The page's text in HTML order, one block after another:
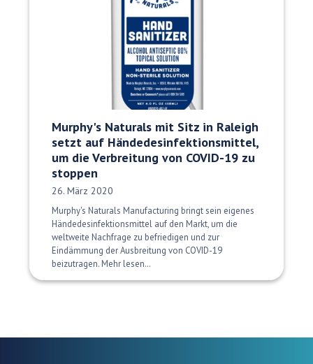
Murphy's Naturals mit Sitz in Raleigh
setzt auf Händedesinfektionsmittel,
um die Verbreitung von COVID-19 zu
stoppen
Veröffentlichungsdatum:
26. März 2020
Murphy's Naturals Manufacturing bringt sein eigenes
Händedesinfektionsmittel auf den Markt, um die
weltweite Nachfrage zu befriedigen und zur
Eindämmung der Ausbreitung von COVID-19
beizutragen. Mehr lesen…